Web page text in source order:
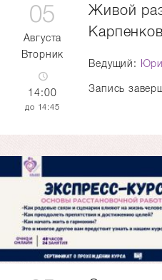
05
Августа
Вторник
14:00
14:45
Живой
Ведущий:
Запись